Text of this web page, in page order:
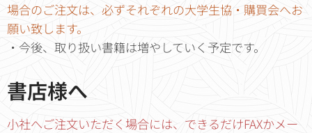
場合のご注文は、必ずそれぞれの大学生協・購買会へお
願い致します。
・今後、取り扱い書籍は増やしていく予定です。
書店様へ
小社へご注文いただく場合には、できるだけFAXかメー